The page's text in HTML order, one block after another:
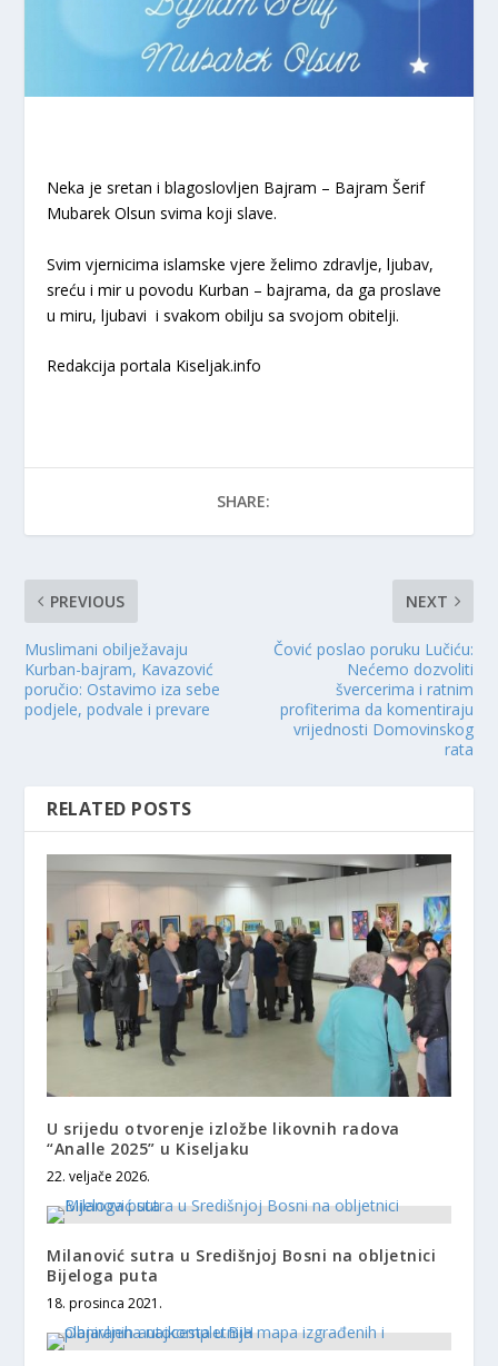
Neka je sretan i blagoslovljen Bajram – Bajram Šerif
Mubarek Olsun svima koji slave.
Svim vjernicima islamske vjere želimo zdravlje, ljubav,
sreću i mir u povodu Kurban – bajrama, da ga proslave
u miru, ljubavi i svakom obilju sa svojom obitelji.
Redakcija portala Kiseljak.info
SHARE:
PREVIOUS
Muslimani obilježavaju
Kurban-bajram, Kavazović
poručio: Ostavimo iza sebe
podjele, podvale i prevare
NEXT
Čović poslao poruku Lučiću:
Nećemo dozvoliti
švercerima i ratnim
profiterima da komentiraju
vrijednosti Domovinskog
rata
RELATED POSTS
U srijedu otvorenje izložbe likovnih radova
“Analle 2025” u Kiseljaku
22. veljače 2026.
Milanović sutra u Središnjoj Bosni na obljetnici
Bijeloga puta
18. prosinca 2021.